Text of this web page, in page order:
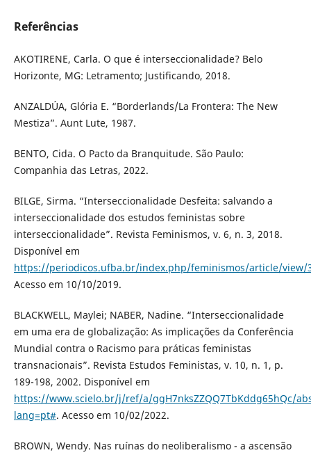
Referências
AKOTIRENE, Carla. O que é interseccionalidade? Belo
Horizonte, MG: Letramento; Justificando, 2018.
ANZALDÚA, Glória E. “Borderlands/La Frontera: The New
Mestiza”. Aunt Lute, 1987.
BENTO, Cida. O Pacto da Branquitude. São Paulo:
Companhia das Letras, 2022.
BILGE, Sirma. “Interseccionalidade Desfeita: salvando a
interseccionalidade dos estudos feministas sobre
interseccionalidade”. Revista Feminismos, v. 6, n. 3, 2018.
Disponível em
https://periodicos.ufba.br/index.php/feminismos/article/view/
Acesso em 10/10/2019.
BLACKWELL, Maylei; NABER, Nadine. “Interseccionalidade
em uma era de globalização: As implicações da Conferência
Mundial contra o Racismo para práticas feministas
transnacionais”. Revista Estudos Feministas, v. 10, n. 1, p.
189-198, 2002. Disponível em
https://www.scielo.br/j/ref/a/ggH7nksZZQQ7TbKddg65hQc/
lang=pt#. Acesso em 10/02/2022.
BROWN, Wendy. Nas ruínas do neoliberalismo - a ascensão